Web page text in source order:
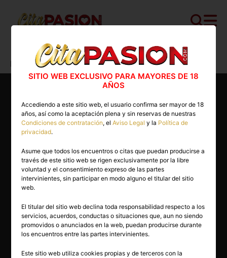
Cita PASION.COM>Escorts>Madrid>Aranjuez
Nicol
25 años
NICOL
Aranjuez(Madrid)
SITIO WEB EXCLUSIVO PARA MAYORES DE 18
AÑOS
Accediendo a este sitio web, el usuario confirma ser mayor de 18
años, así como la aceptación plena y sin reservas de nuestras
Condiciones de contratación, elAviso Legal y la Política de
privacidad.
Asume que todos los encuentros o citas que puedan producirse a
través de este sitio web se rigen exclusivamente por la libre
voluntad y el consentimiento expreso de las partes
intervinientes, sin participar en modo alguno el titular del sitio
web.
El titular del sitio web declina toda responsabilidad respecto a los
servicios, acuerdos, conductas o situaciones que, aun no siendo
promovidos o anunciados en la web, puedan producirse durante
los encuentros entre las partes intervinientes.
Este sitio web utiliza cookies propias y de terceros con la